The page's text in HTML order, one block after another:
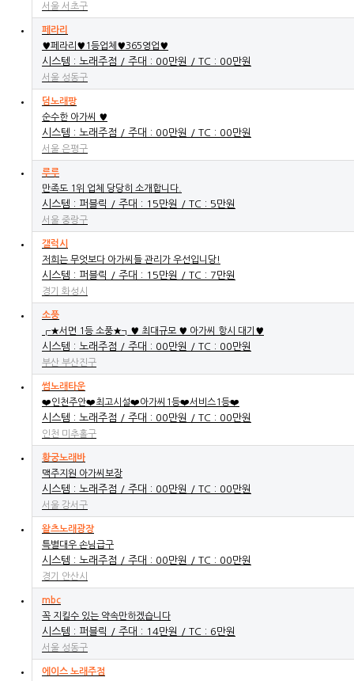
서울 서초구
페라리
♥페라리♥1등업체♥365영업♥
시스템 : 노래주점 / 주대 : 00만원 / TC : 00만원
서울 성동구
덤노래팡
순수한 아가씨 ♥
시스템 : 노래주점 / 주대 : 00만원 / TC : 00만원
서울 은평구
루루
만족도 1위 업체 당당히 소개합니다.
시스템 : 퍼블릭 / 주대 : 15만원 / TC : 5만원
서울 중랑구
갤럭시
저희는 무엇보다 아가씨들 관리가 우선입니당!
시스템 : 퍼블릭 / 주대 : 15만원 / TC : 7만원
경기 화성시
소풍
┏★서면 1등 소풍★┓♥ 최대규모 ♥ 아가씨 항시 대기♥
시스템 : 노래주점 / 주대 : 00만원 / TC : 00만원
부산 부산진구
썸노래타운
❤️인천주안❤️최고시설❤️아가씨1등❤️서비스1등❤️
시스템 : 노래주점 / 주대 : 00만원 / TC : 00만원
인천 미추홀구
황궁노래바
맥주지원 아가씨보장
시스템 : 노래주점 / 주대 : 00만원 / TC : 00만원
서울 강서구
왈츠노래광장
특별대우 손님급구
시스템 : 노래주점 / 주대 : 00만원 / TC : 00만원
경기 안산시
mbc
꼭 지킬수 있는 약속만하겠습니다
시스템 : 퍼블릭 / 주대 : 14만원 / TC : 6만원
서울 성동구
에이스 노래주점